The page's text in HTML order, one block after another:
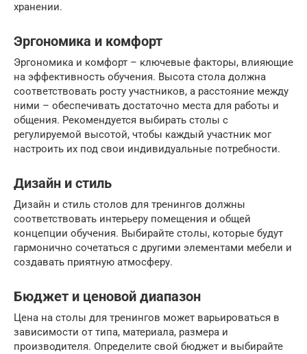
хранении.
Эргономика и комфорт
Эргономика и комфорт – ключевые факторы, влияющие
на эффективность обучения. Высота стола должна
соответствовать росту участников, а расстояние между
ними – обеспечивать достаточно места для работы и
общения. Рекомендуется выбирать столы с
регулируемой высотой, чтобы каждый участник мог
настроить их под свои индивидуальные потребности.
Дизайн и стиль
Дизайн и стиль столов для тренингов должны
соответствовать интерьеру помещения и общей
концепции обучения. Выбирайте столы, которые будут
гармонично сочетаться с другими элементами мебели и
создавать приятную атмосферу.
Бюджет и ценовой диапазон
Цена на столы для тренингов может варьироваться в
зависимости от типа, материала, размера и
производителя. Определите свой бюджет и выбирайте